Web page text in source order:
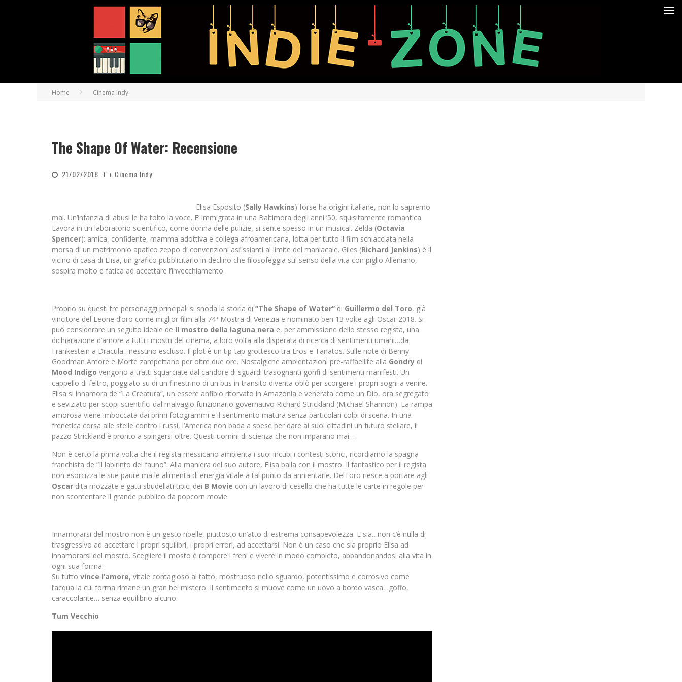
Home Cinema Indy
The Shape Of Water: Recensione
21/02/2018 Cinema Indy
Elisa Esposito (Sally Hawkins) forse ha origini italiane, non lo sapremo
mai. Un’infanzia di abusi le ha tolto la voce. E’ immigrata in una Baltimora degli anni ’50, squisitamente romantica.
Lavora in un laboratorio scientifico, come donna delle pulizie, si sente spesso in un musical. Zelda (Octavia
Spencer): amica, confidente, mamma adottiva e collega afroamericana, lotta per tutto il film schiacciata nella
morsa di un matrimonio apatico zeppo di convenzioni asfissianti al limite del maniacale. Giles (Richard Jenkins) è il
vicino di casa di Elisa, un grafico pubblicitario in declino che filosofeggia sul senso della vita con piglio Alleniano,
sospira molto e fatica ad accettare l’invecchiamento.
Proprio su questi tre personaggi principali si snoda la storia di “The Shape of Water” di Guillermo del Toro, già
vincitore del Leone d’oro come miglior film alla 74ª Mostra di Venezia e nominato ben 13 volte agli Oscar 2018. Si
può considerare un seguito ideale de Il mostro della laguna nera e, per ammissione dello stesso regista, una
dichiarazione d’amore a tutti i mostri del cinema, a loro volta alla disperata di ricerca di sentimenti umani…da
Frankestein a Dracula…nessuno escluso. Il plot è un tip-tap grottesco tra Eros e Tanatos. Sulle note di Benny
Goodman Amore e Morte zampettano per oltre due ore. Nostalgiche ambientazioni pre-raffaellite alla Gondry di
Mood Indigo vengono a tratti squarciate dal candore di sguardi trasognanti gonfi di sentimenti manifesti. Un
cappello di feltro, poggiato su di un finestrino di un bus in transito diventa oblò per scorgere i propri sogni a venire.
Elisa si innamora de “La Creatura”, un essere anfibio ritorvato in Amazonia e venerata come un Dio, ora segregato
e seviziato per scopi scientifici dal malvagio funzionario governativo Richard Strickland (Michael Shannon). La rampa
amorosa viene imboccata dai primi fotogrammi e il sentimento matura senza particolari colpi di scena. In una
frenetica corsa alle stelle contro i russi, l’America non bada a spese per dare ai suoi cittadini un futuro stellare, il
pazzo Strickland è pronto a spingersi oltre. Questi uomini di scienza che non imparano mai…
Non è certo la prima volta che il regista messicano ambienta i suoi incubi i contesti storici, ricordiamo la spagna
franchista de “Il labirinto del fauno”. Alla maniera del suo autore, Elisa balla con il mostro. Il fantastico per il regista
non esorcizza le sue paure ma le alimenta di energia vitale a tal punto da annientarle. DelToro riesce a portare agli
Oscar dita mozzate e gatti sbudellati tipici dei B Movie con un lavoro di cesello che ha tutte le carte in regole per
non scontentare il grande pubblico da popcorn movie.
Innamorarsi del mostro non è un gesto ribelle, piuttosto un’atto di estrema consapevolezza. E sia…non c’è nulla di
trasgressivo ad accettare i propri squilibri, i propri errori, ad accettarsi. Non è un caso che sia proprio Elisa ad
innamorarsi del mostro. Scegliere il mosto è rompere i freni e vivere in modo completo, abbandonandosi alla vita in
ogni sua forma.
Su tutto vince l’amore, vitale contagioso al tatto, mostruoso nello sguardo, potentissimo e corrosivo come
l’acqua la cui forma rimane un gran bel mistero. Il sentimento si muove come un uovo a bordo vasca…goffo,
caraccolante… senza equilibrio alcuno.
Tum Vecchio